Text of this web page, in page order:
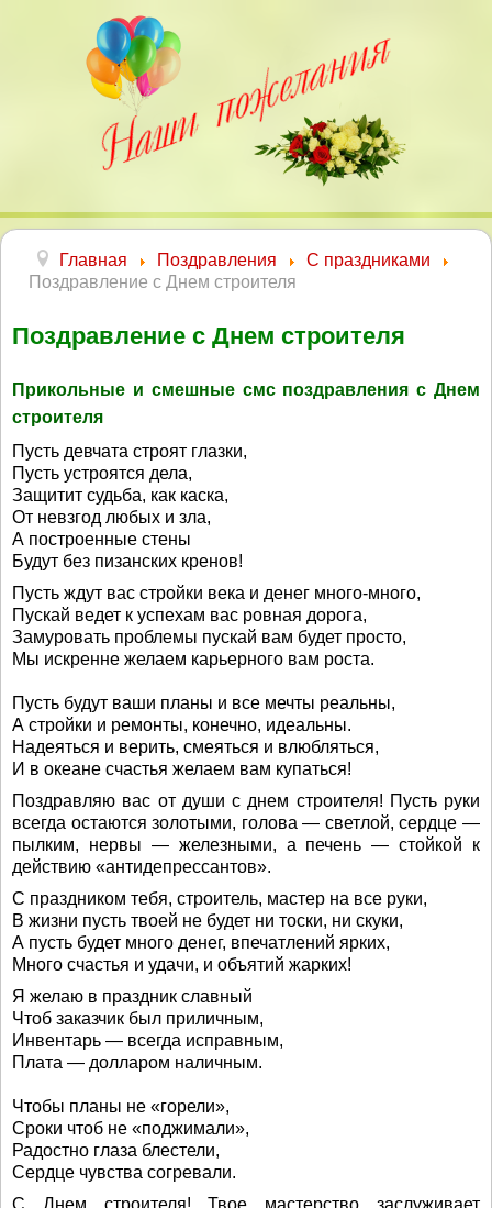
Главная Поздравления
С праздниками
Поздравление с Днем строителя
Поздравление с Днем строителя
Прикольные и смешные смс поздравления с Днем
строителя
Пусть девчата строят глазки,
Пусть устроятся дела,
Защитит судьба, как каска,
От невзгод любых и зла,
А построенные стены
Будут без пизанских кренов!
Пусть ждут вас стройки века и денег много-много,
Пускай ведет к успехам вас ровная дорога,
Замуровать проблемы пускай вам будет просто,
Мы искренне желаем карьерного вам роста.
Пусть будут ваши планы и все мечты реальны,
А стройки и ремонты, конечно, идеальны.
Надеяться и верить, смеяться и влюбляться,
И в океане счастья желаем вам купаться!
Поздравляю вас от души с днем строителя! Пусть руки
всегда остаются золотыми, голова — светлой, сердце —
пылким, нервы — железными, а печень — стойкой к
действию «антидепрессантов».
С праздником тебя, строитель, мастер на все руки,
В жизни пусть твоей не будет ни тоски, ни скуки,
А пусть будет много денег, впечатлений ярких,
Много счастья и удачи, и объятий жарких!
Я желаю в праздник славный
Чтоб заказчик был приличным,
Инвентарь — всегда исправным,
Плата — долларом наличным.
Чтобы планы не «горели»,
Сроки чтоб не «поджимали»,
Радостно глаза блестели,
Сердце чувства согревали.
С Днем строителя! Твое мастерство заслуживает